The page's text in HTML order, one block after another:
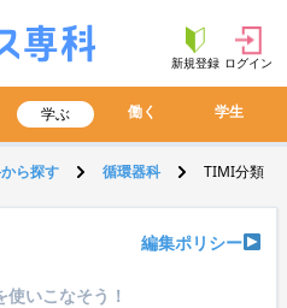
新規登録 ログイン
学ぶ 働く 学生
ら探す 循環器科 TIMI分類
編集ポリシー
使いこなそう！